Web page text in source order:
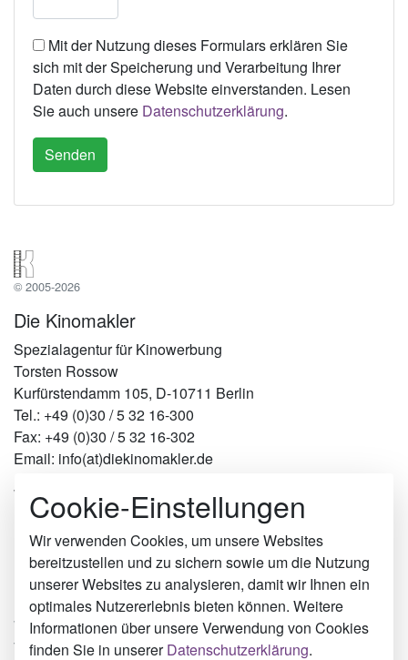
Mit der Nutzung dieses Formulars erklären Sie
sich mit der Speicherung und Verarbeitung Ihrer
Daten durch diese Website einverstanden. Lesen
Sie auch unsere Datenschutzerklärung.
© 2005-2026
Die Kinomakler
Spezialagentur für Kinowerbung
Torsten Rossow
Kurfürstendamm 105, D-10711 Berlin
Tel.: +49 (0)30 / 5 32 16-300
Fax: +49 (0)30 / 5 32 16-302
Email: info(at)diekinomakler.de
Werben in Städten
Berlin
Hamburg
München
Köln
Hilden
Wiesbaden
Templin
Cookie-Einstellungen
Wir verwenden Cookies, um unsere Websites
bereitzustellen und zu sichern sowie um die Nutzung
unserer Websites zu analysieren, damit wir Ihnen ein
optimales Nutzererlebnis bieten können. Weitere
Informationen über unsere Verwendung von Cookies
finden Sie in unsererDatenschutzerklärung.